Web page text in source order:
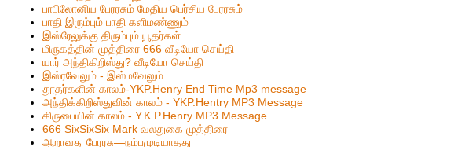
பாபிலோனிய பேரரசும் மேதிய பெர்சிய பேரரசும்
பாதி இரும்பும் பாதி களிமண்ணும்
இஸ்ரேலுக்கு திரும்பும் யூதர்கள்
மிருகத்தின் முத்திரை 666 வீடியோ செய்தி
யார் அந்திகிறிஸ்து? வீடியோ செய்தி
இஸ்ரவேலும் - இஸ்மவேலும்
தூதர்களின் காலம்-YKP.Henry End Time Mp3 message
அந்திக்கிறிஸ்துவின் காலம் - YKP.Hentry MP3 Message
கிருபையின் காலம் - Y.K.P.Henry MP3 Message
666 SixSixSix Mark வலதுகை முத்திரை
ஆறாவது பேரரசு—நம்பமுடியாதது